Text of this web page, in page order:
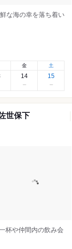
な海の幸を落ち着い
金
14
土
15
世保下
杯や仲間内の飲み会